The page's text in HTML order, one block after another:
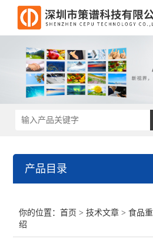
产品目录
你的位置：首页 >技术文章 > 食品
绍